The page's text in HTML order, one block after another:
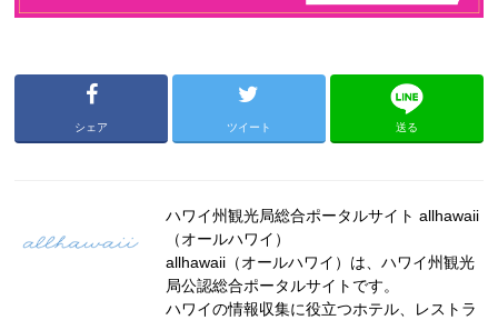
シェア ツイート 送る
ハワイ州観光局総合ポータルサイト allhawaii
（オールハワイ）
allhawaii（オールハワイ）は、ハワイ州観光
局公認総合ポータルサイトです。
ハワイの情報収集に役立つホテル、レストラ